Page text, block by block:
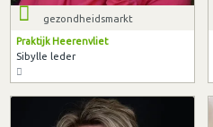
gezondheidsmarkt
Praktijk Heerenvliet
Sibylle leder